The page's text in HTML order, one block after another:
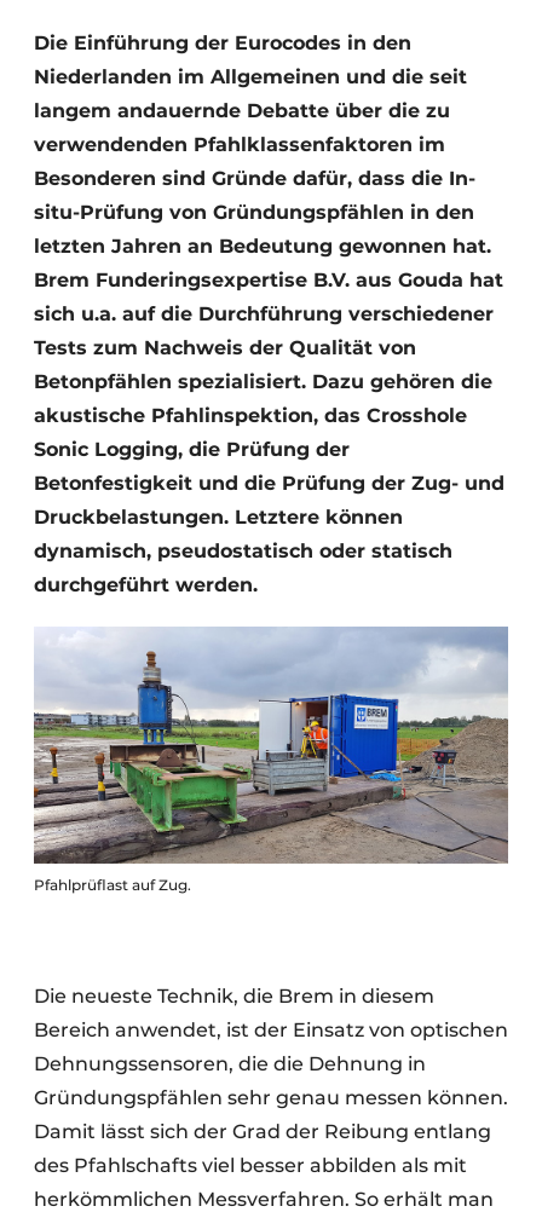
Datenschutz / Cookie-Erklärung
Ein Stellenangebot registrieren
Videos
Die Einführung der Eurocodes in den
Niederlanden im Allgemeinen und die seit
langem andauernde Debatte über die zu
verwendenden Pfahlklassenfaktoren im
Besonderen sind Gründe dafür, dass die In-
situ-Prüfung von Gründungspfählen in den
letzten Jahren an Bedeutung gewonnen hat.
Brem Funderingsexpertise B.V. aus Gouda hat
sich u.a. auf die Durchführung verschiedener
Tests zum Nachweis der Qualität von
Betonpfählen spezialisiert. Dazu gehören die
akustische Pfahlinspektion, das Crosshole
Sonic Logging, die Prüfung der
Betonfestigkeit und die Prüfung der Zug- und
Druckbelastungen. Letztere können
dynamisch, pseudostatisch oder statisch
durchgeführt werden.
Pfahlprüflast auf Zug.
Die neueste Technik, die Brem in diesem
Bereich anwendet, ist der Einsatz von optischen
Dehnungssensoren, die die Dehnung in
Gründungspfählen sehr genau messen können.
Damit lässt sich der Grad der Reibung entlang
des Pfahlschafts viel besser abbilden als mit
herkömmlichen Messverfahren. So erhält man